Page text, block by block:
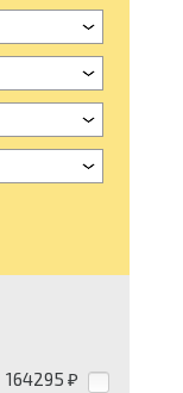
164295 ₽